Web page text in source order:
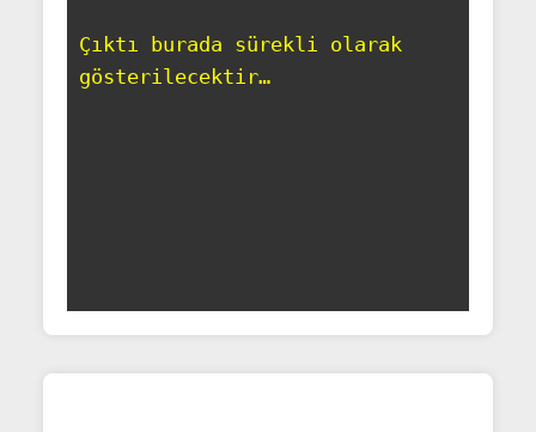
Çıktı burada sürekli olarak
gösterilecektir…